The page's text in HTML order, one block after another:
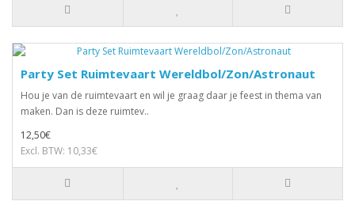
Party Set Ruimtevaart Wereldbol/Zon/Astronaut
Hou je van de ruimtevaart en wil je graag daar je feest in thema van
maken. Dan is deze ruimtev..
12,50€
Excl. BTW: 10,33€